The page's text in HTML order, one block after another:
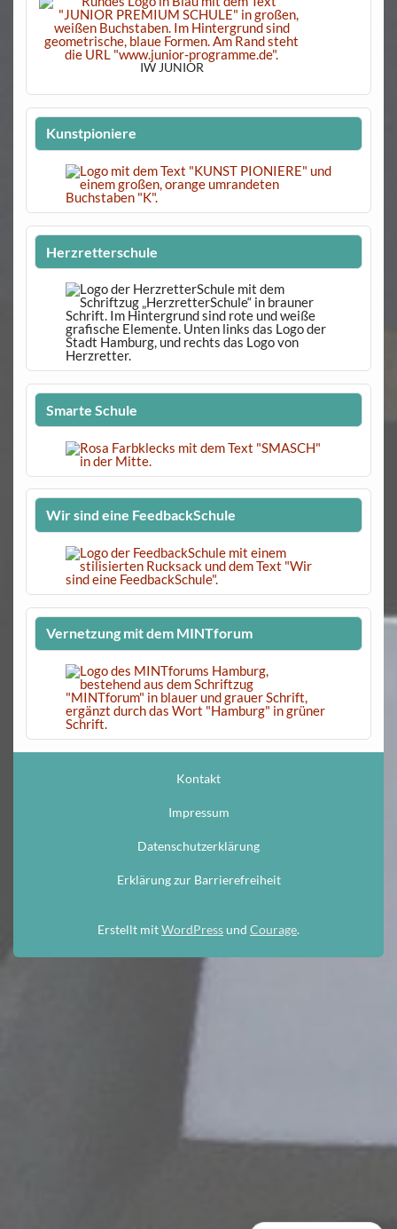
IW JUNIOR
Kunstpioniere
Herzretterschule
Smarte Schule
Wir sind eine FeedbackSchule
Vernetzung mit dem MINTforum
Kontakt
Impressum
Datenschutzerklärung
Erklärung zur Barrierefreiheit
Erstellt mitWordPressund Courage.